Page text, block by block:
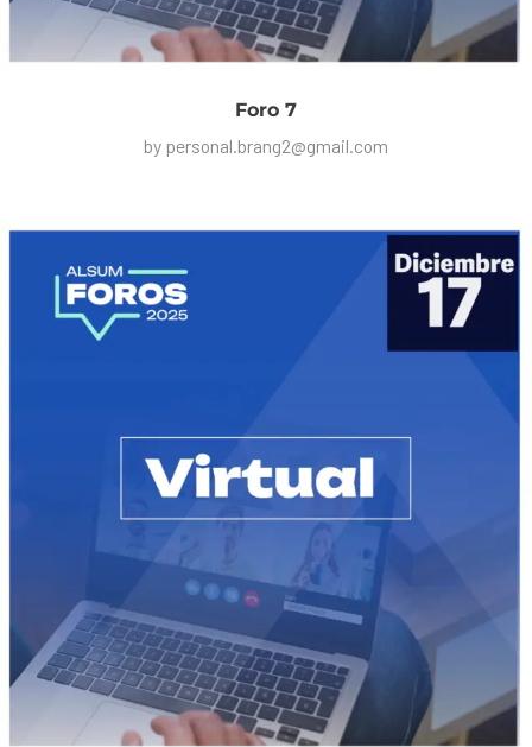
Foro 7
by personal.brang2@gmail.com